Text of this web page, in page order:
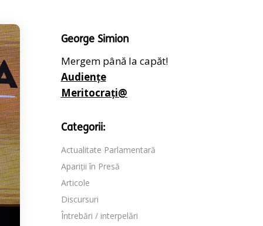
George Simion
Mergem până la capăt!
Audiențe
Meritocrați@
Categorii:
Actualitate Parlamentară
Apariții în Presă
Articole
Discursuri
Întrebări / interpelări